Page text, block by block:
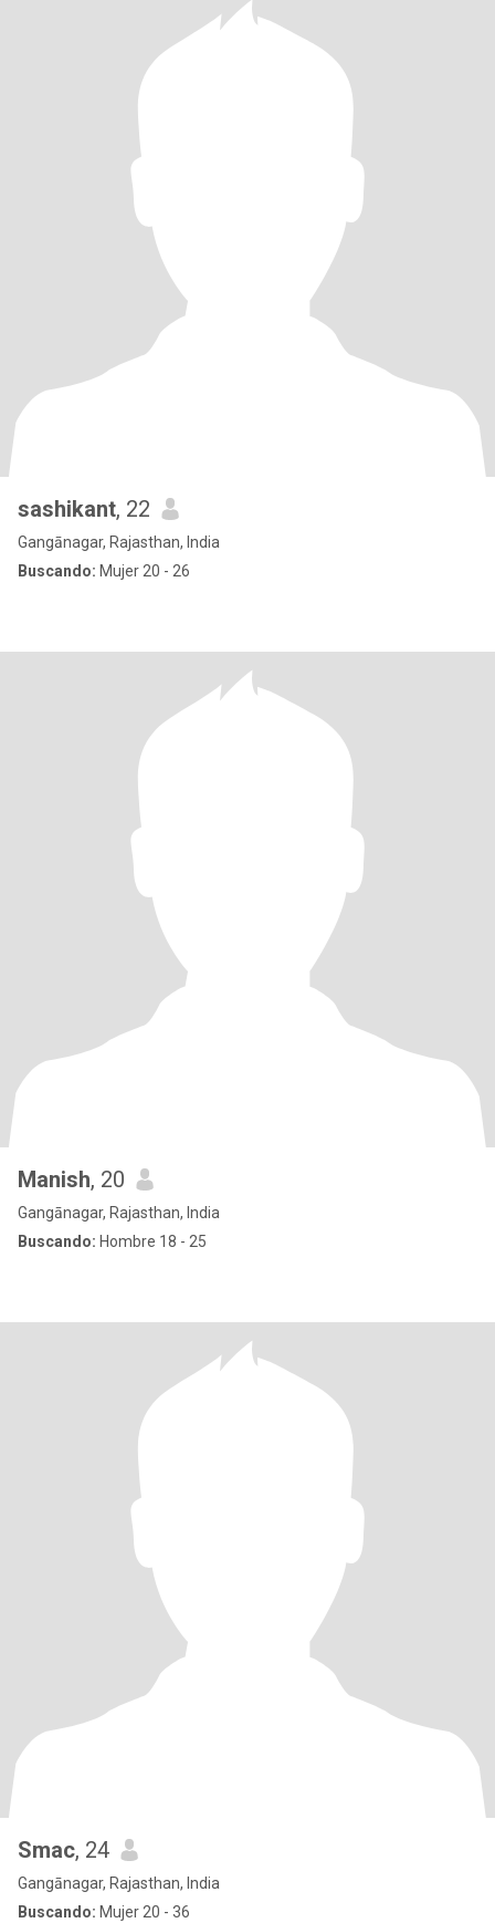
sashikant, 22
Gangānagar, Rajasthan, India
Buscando: Mujer 20 - 26
Manish, 20
Gangānagar, Rajasthan, India
Buscando: Hombre 18 - 25
Smac, 24
Gangānagar, Rajasthan, India
Buscando: Mujer 20 - 36